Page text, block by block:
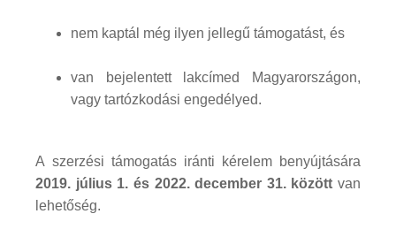
nem kaptál még ilyen jellegű támogatást, és
van bejelentett lakcímed Magyarországon,
vagy tartózkodási engedélyed.
A szerzési támogatás iránti kérelem benyújtására
2019. július 1. és 2022. december 31. között van
lehetőség.